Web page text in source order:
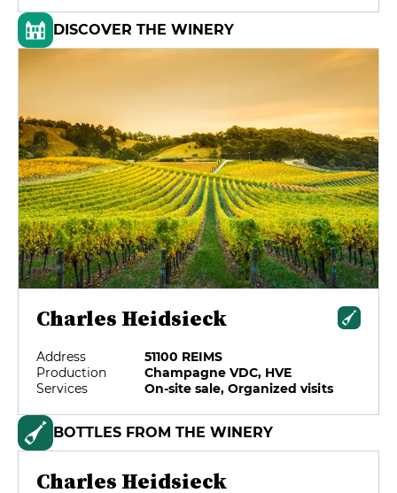
DISCOVER THE WINERY
Charles Heidsieck
Address
51100 REIMS
Production
Champagne VDC, HVE
Services
On-site sale, Organized visits
BOTTLES FROM THE WINERY
Charles Heidsieck